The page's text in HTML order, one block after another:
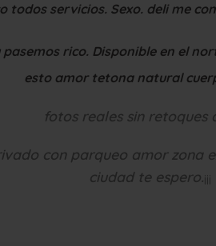
todos servicios. Sexo. deli me
rico. Disponible en el
esto amor tetona natural
fotos reales sin retoques
con parqueo amor zona
ciudad te espero.¡¡¡